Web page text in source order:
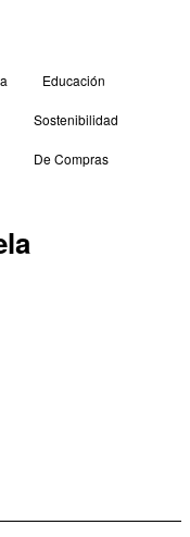
Educación
Sostenibilidad
De Compras